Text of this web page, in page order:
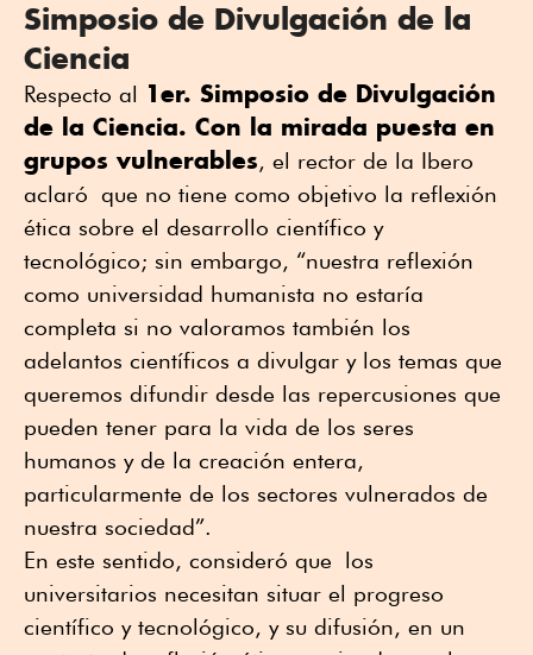
Simposio de Divulgación de la
Ciencia
Respecto al 1er. Simposio de Divulgación
de la Ciencia. Con la mirada puesta en
grupos vulnerables, el rector de la Ibero
aclaró que no tiene como objetivo la reflexión
ética sobre el desarrollo científico y
tecnológico; sin embargo, “nuestra reflexión
como universidad humanista no estaría
completa si no valoramos también los
adelantos científicos a divulgar y los temas que
queremos difundir desde las repercusiones que
pueden tener para la vida de los seres
humanos y de la creación entera,
particularmente de los sectores vulnerados de
nuestra sociedad”.
En este sentido, consideró que los
universitarios necesitan situar el progreso
científico y tecnológico, y su difusión, en un